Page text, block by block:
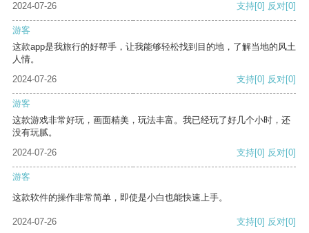
2024-07-26 支持[0] 反对[0]
游客
这款app是我旅行的好帮手，让我能够轻松找到目的地，了解当地的风土
人情。
2024-07-26
支持[0] 反对[0]
游客
这款游戏非常好玩，画面精美，玩法丰富。我已经玩了好几个小时，还
没有玩腻。
2024-07-26
支持[0] 反对[0]
游客
这款软件的操作非常简单，即使是小白也能快速上手。
2024-07-26 支持[0] 反对[0]